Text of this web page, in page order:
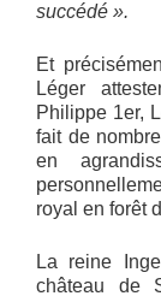
succédé ».
Et
Léger
Philippe 1er,
fait de
en
royal en forêt
La reine
château de